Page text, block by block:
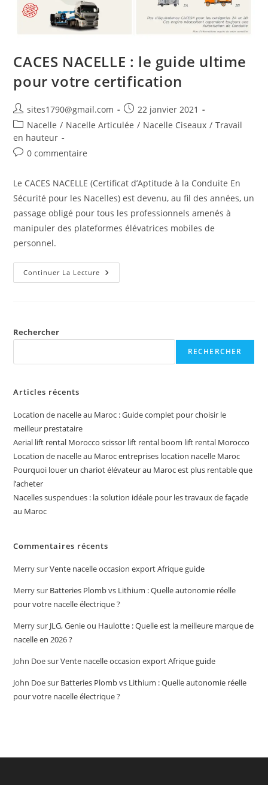
CACES NACELLE : le guide ultime
pour votre certification
Auteur/autrice
de
la
publication :
sites1790@gmail.com
Publication
publiée :
22 janvier 2021
Post
category:
Nacelle / Nacelle Articulée / Nacelle Ciseaux / Travail
en hauteur
Commentaires
la
publication :
0 commentaire
Le CACES NACELLE (Certificat d’Aptitude à la Conduite En
Sécurité pour les Nacelles) est devenu, au fil des années, un
passage obligé pour tous les professionnels amenés à
manipuler des plateformes élévatrices mobiles de
personnel.
Continuer La Lecture CACES NACELLE :
Le
Rechercher
RECHERCHER
Articles récents
Location de nacelle au Maroc : Guide complet pour choisir le
meilleur prestataire
Aerial lift rental Morocco scissor lift rental boom lift rental Morocco
Location de nacelle au Maroc entreprises location nacelle Maroc
Pourquoi louer un chariot élévateur au Maroc est plus rentable que
l’acheter
Nacelles suspendues : la solution idéale pour les travaux de façade
au Maroc
Commentaires récents
MerrysurVente nacelle occasion export Afrique guide
Merrysur Batteries Plomb vs Lithium : Quelle autonomie réelle
pour votre nacelle électrique ?
Merrysur JLG, Genie ou Haulotte : Quelle est la meilleure marque de
nacelle en 2026 ?
John DoesurVente nacelle occasion export Afrique guide
John Doesur Batteries Plomb vs Lithium : Quelle autonomie réelle
pour votre nacelle électrique ?